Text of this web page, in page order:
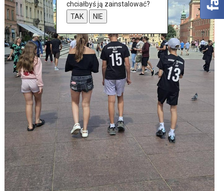
chciałbyś ją zainstalować?
TAK
NIE